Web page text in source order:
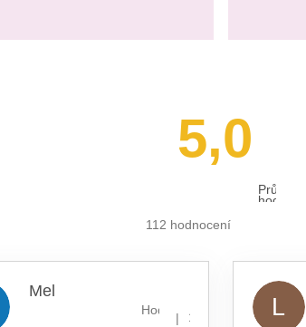
5,0
112 hodnocení
hvězdiček.
Mel
Hodnocení obchodu je 5 z 5
| 16.7.2026 L